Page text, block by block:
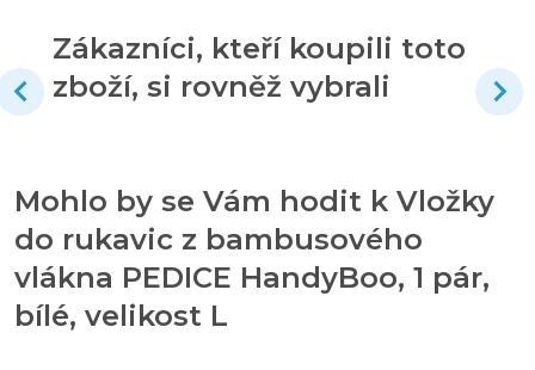
Zákazníci, kteří koupili toto
zboží, si rovněž vybrali
Mohlo by se Vám hodit k Vložky
do rukavic z bambusového
vlákna PEDICE HandyBoo, 1 pár,
bílé, velikost L